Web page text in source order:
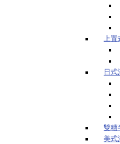
上
日式
雙糟
美式